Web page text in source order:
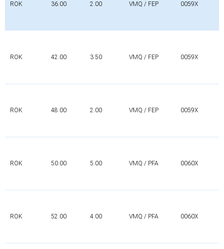
ROK 36.00 2.00 VMQ / FEP 0059X
ROK 42.00 3.50 VMQ / FEP 0059X
ROK 48.00 2.00 VMQ / FEP 0059X
ROK 50.00 5.00 VMQ / PFA 0060X
ROK 52.00 4.00 VMQ / PFA 0060X